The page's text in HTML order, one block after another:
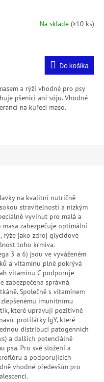
Na sklade (>10 ks)
Do košíka
a rýží vhodné pro psy
pšenici ani sóju. Vhodné
na kuřecí maso.
na kvalitní nutričně
stravitelností a nízkým
vyvinut pro malá a
zabezpečuje optimální
rýže jako zdroj glycidové
toho krmiva.
3 a 6) jsou ve vyváženém
a vitamínu plně pokrývá
vitamínu C podporuje
zabezpečena správná
Společně s vitamínem
imunitnímu
které upravují pozitivně
protilátky lgY, které
distribuci patogenních
a dalších potenciálně
psa. Pro své složení a
a podporujících
vhodné především pro